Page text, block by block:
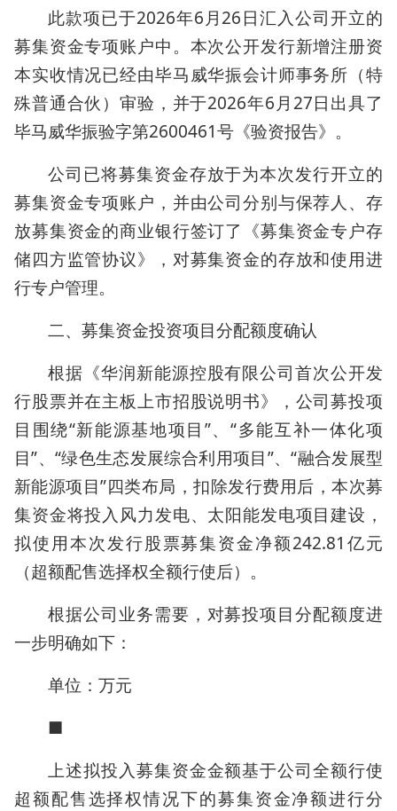
此款项已于2026年6月26日汇入公司开立的
募集资金专项账户中。本次公开发行新增注册资
本实收情况已经由毕马威华振会计师事务所（特
殊普通合伙）审验，并于2026年6月27日出具了
毕马威华振验字第2600461号《验资报告》。
公司已将募集资金存放于为本次发行开立的
募集资金专项账户，并由公司分别与保荐人、存
放募集资金的商业银行签订了《募集资金专户存
储四方监管协议》，对募集资金的存放和使用进
行专户管理。
二、募集资金投资项目分配额度确认
根据《华润新能源控股有限公司首次公开发
行股票并在主板上市招股说明书》，公司募投项
目围绕“新能源基地项目”、“多能互补一体化项
目”、“绿色生态发展综合利用项目”、“融合发展型
新能源项目”四类布局，扣除发行费用后，本次募
集资金将投入风力发电、太阳能发电项目建设，
拟使用本次发行股票募集资金净额242.81亿元
（超额配售选择权全额行使后）。
根据公司业务需要，对募投项目分配额度进
一步明确如下：
单位：万元
■
上述拟投入募集资金金额基于公司全额行使
超额配售选择权情况下的募集资金净额进行分